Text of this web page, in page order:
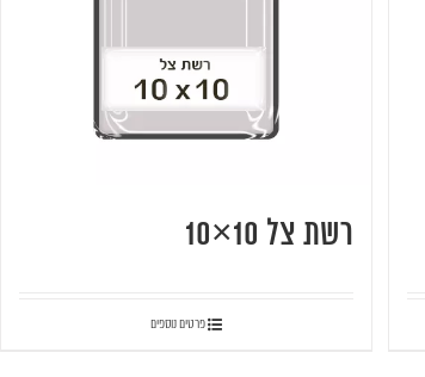
רשת צל 10×10
פרטים נוספים